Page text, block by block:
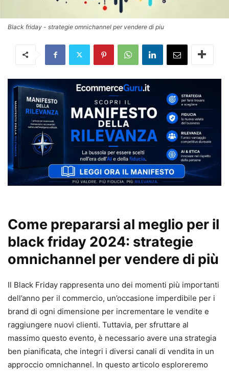
Black friday - strategie omnichannel per vendere di piu
Come prepararsi al meglio per il
black friday 2024: strategie
omnichannel per vendere di più
Il Black Friday rappresenta uno dei momenti più importanti
dell’anno per il commercio, un’occasione imperdibile per i
brand di ogni dimensione per incrementare le vendite e
raggiungere nuovi clienti. Tuttavia, per sfruttare al
massimo questo evento, è necessario avere una strategia
ben pianificata, che integri i diversi canali di vendita in un
approccio omnichannel. In questo articolo esploreremo